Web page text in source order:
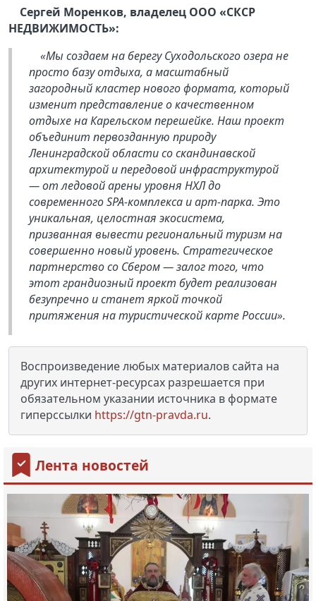
Сергей Моренков, владелец ООО «СКСР
НЕДВИЖИМОСТЬ»:
«Мы создаем на берегу Суходольского озера не
просто базу отдыха, а масштабный
загородный кластер нового формата, который
изменит представление о качественном
отдыхе на Карельском перешейке. Наш проект
объединит первозданную природу
Ленинградской области со скандинавской
архитектурой и передовой инфраструктурой
— от ледовой арены уровня НХЛ до
современного SPA-комплекса и арт-парка. Это
уникальная, целостная экосистема,
призванная вывести региональный туризм на
совершенно новый уровень. Стратегическое
партнерство со Сбером — залог того, что
этот грандиозный проект будет реализован
безупречно и станет яркой точкой
притяжения на туристической карте России».
Воспроизведение любых материалов сайта на
других интернет-ресурсах разрешается при
обязательном указании источника в формате
гиперссылки https://gtn-pravda.ru.
Лента новостей